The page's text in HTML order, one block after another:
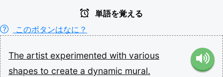
単語を覚える
このボタンはなに？
The artist experimented with various
shapes to create a dynamic mural.